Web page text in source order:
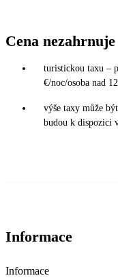
Cena nezahrnuje
turistickou taxu –
€/noc/osoba nad
výše taxy může
budou k dispozici
Informace
Informace